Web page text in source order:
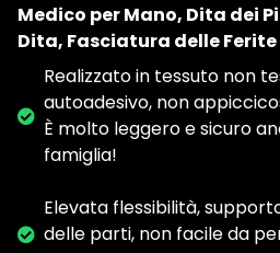
Medico per Mano, Dita dei
Dita, Fasciatura delle Ferite
Realizzato in tessuto non
autoadesivo, non
È molto leggero e sicuro
famiglia!
Elevata flessibilità,
delle parti, non facile da